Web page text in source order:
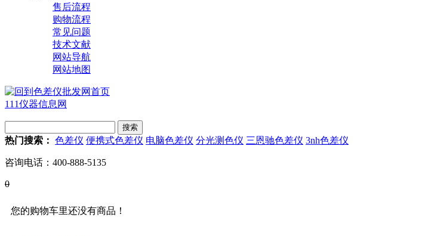
售后流程
购物流程
常见问题
技术文献
网站导航
网站地图
111仪器信息网
热门搜索： 色差仪 便携式色差仪 电脑色差仪 分光测色仪 三恩驰色差仪 3nh色差仪
咨询电话： 400-888-5135
0
您的购物车里还没有商品！